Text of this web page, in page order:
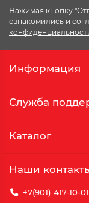
Нажимая кнопку
ознакомились и
Информация
Служба
Каталог
Наши
+7(901) 417-10-01